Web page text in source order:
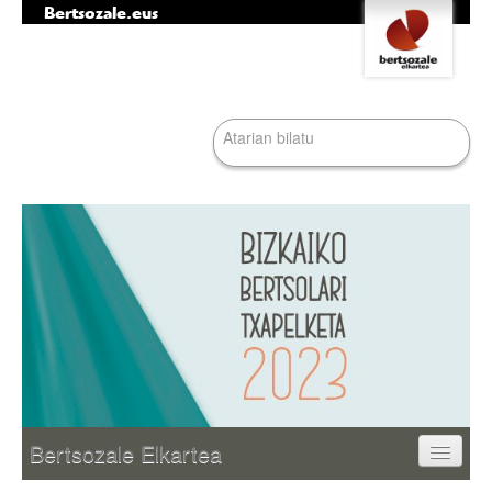
Bertsozale.eus
pertsonalak
Bilatu atarian
Bertsozale Elkartea